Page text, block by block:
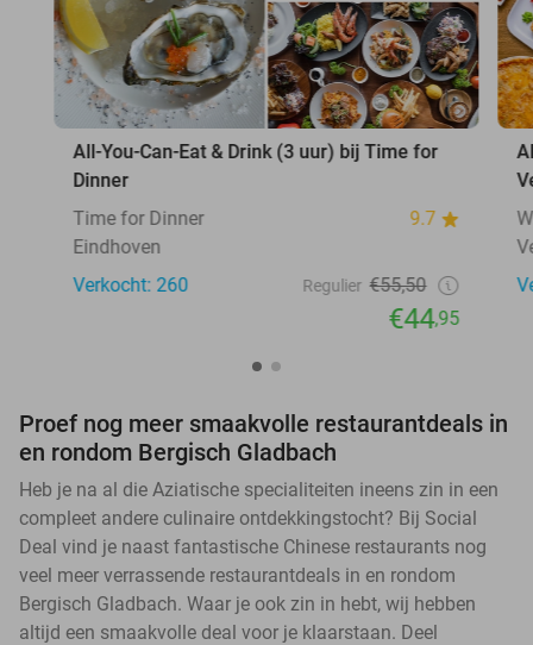
All-You-Can-Eat & Drink (3 uur) bij Time for
Dinner
Time for Dinner
9.7
Eindhoven
Verkocht: 260
Regulier €55,50
€44,95
Proef nog meer smaakvolle restaurantdeals in
en rondom Bergisch Gladbach
Heb je na al die Aziatische specialiteiten ineens zin in een
compleet andere culinaire ontdekkingstocht? Bij Social
Deal vind je naast fantastische Chinese restaurants nog
veel meer verrassende restaurantdeals in en rondom
Bergisch Gladbach. Waar je ook zin in hebt, wij hebben
altijd een smaakvolle deal voor je klaarstaan. Deel